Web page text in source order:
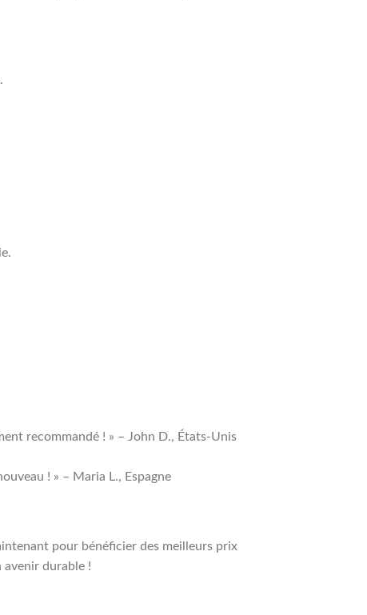
recommandé ! » – John D., États-Unis
! » – Maria L., Espagne
pour bénéficier des meilleurs prix
avenir durable !